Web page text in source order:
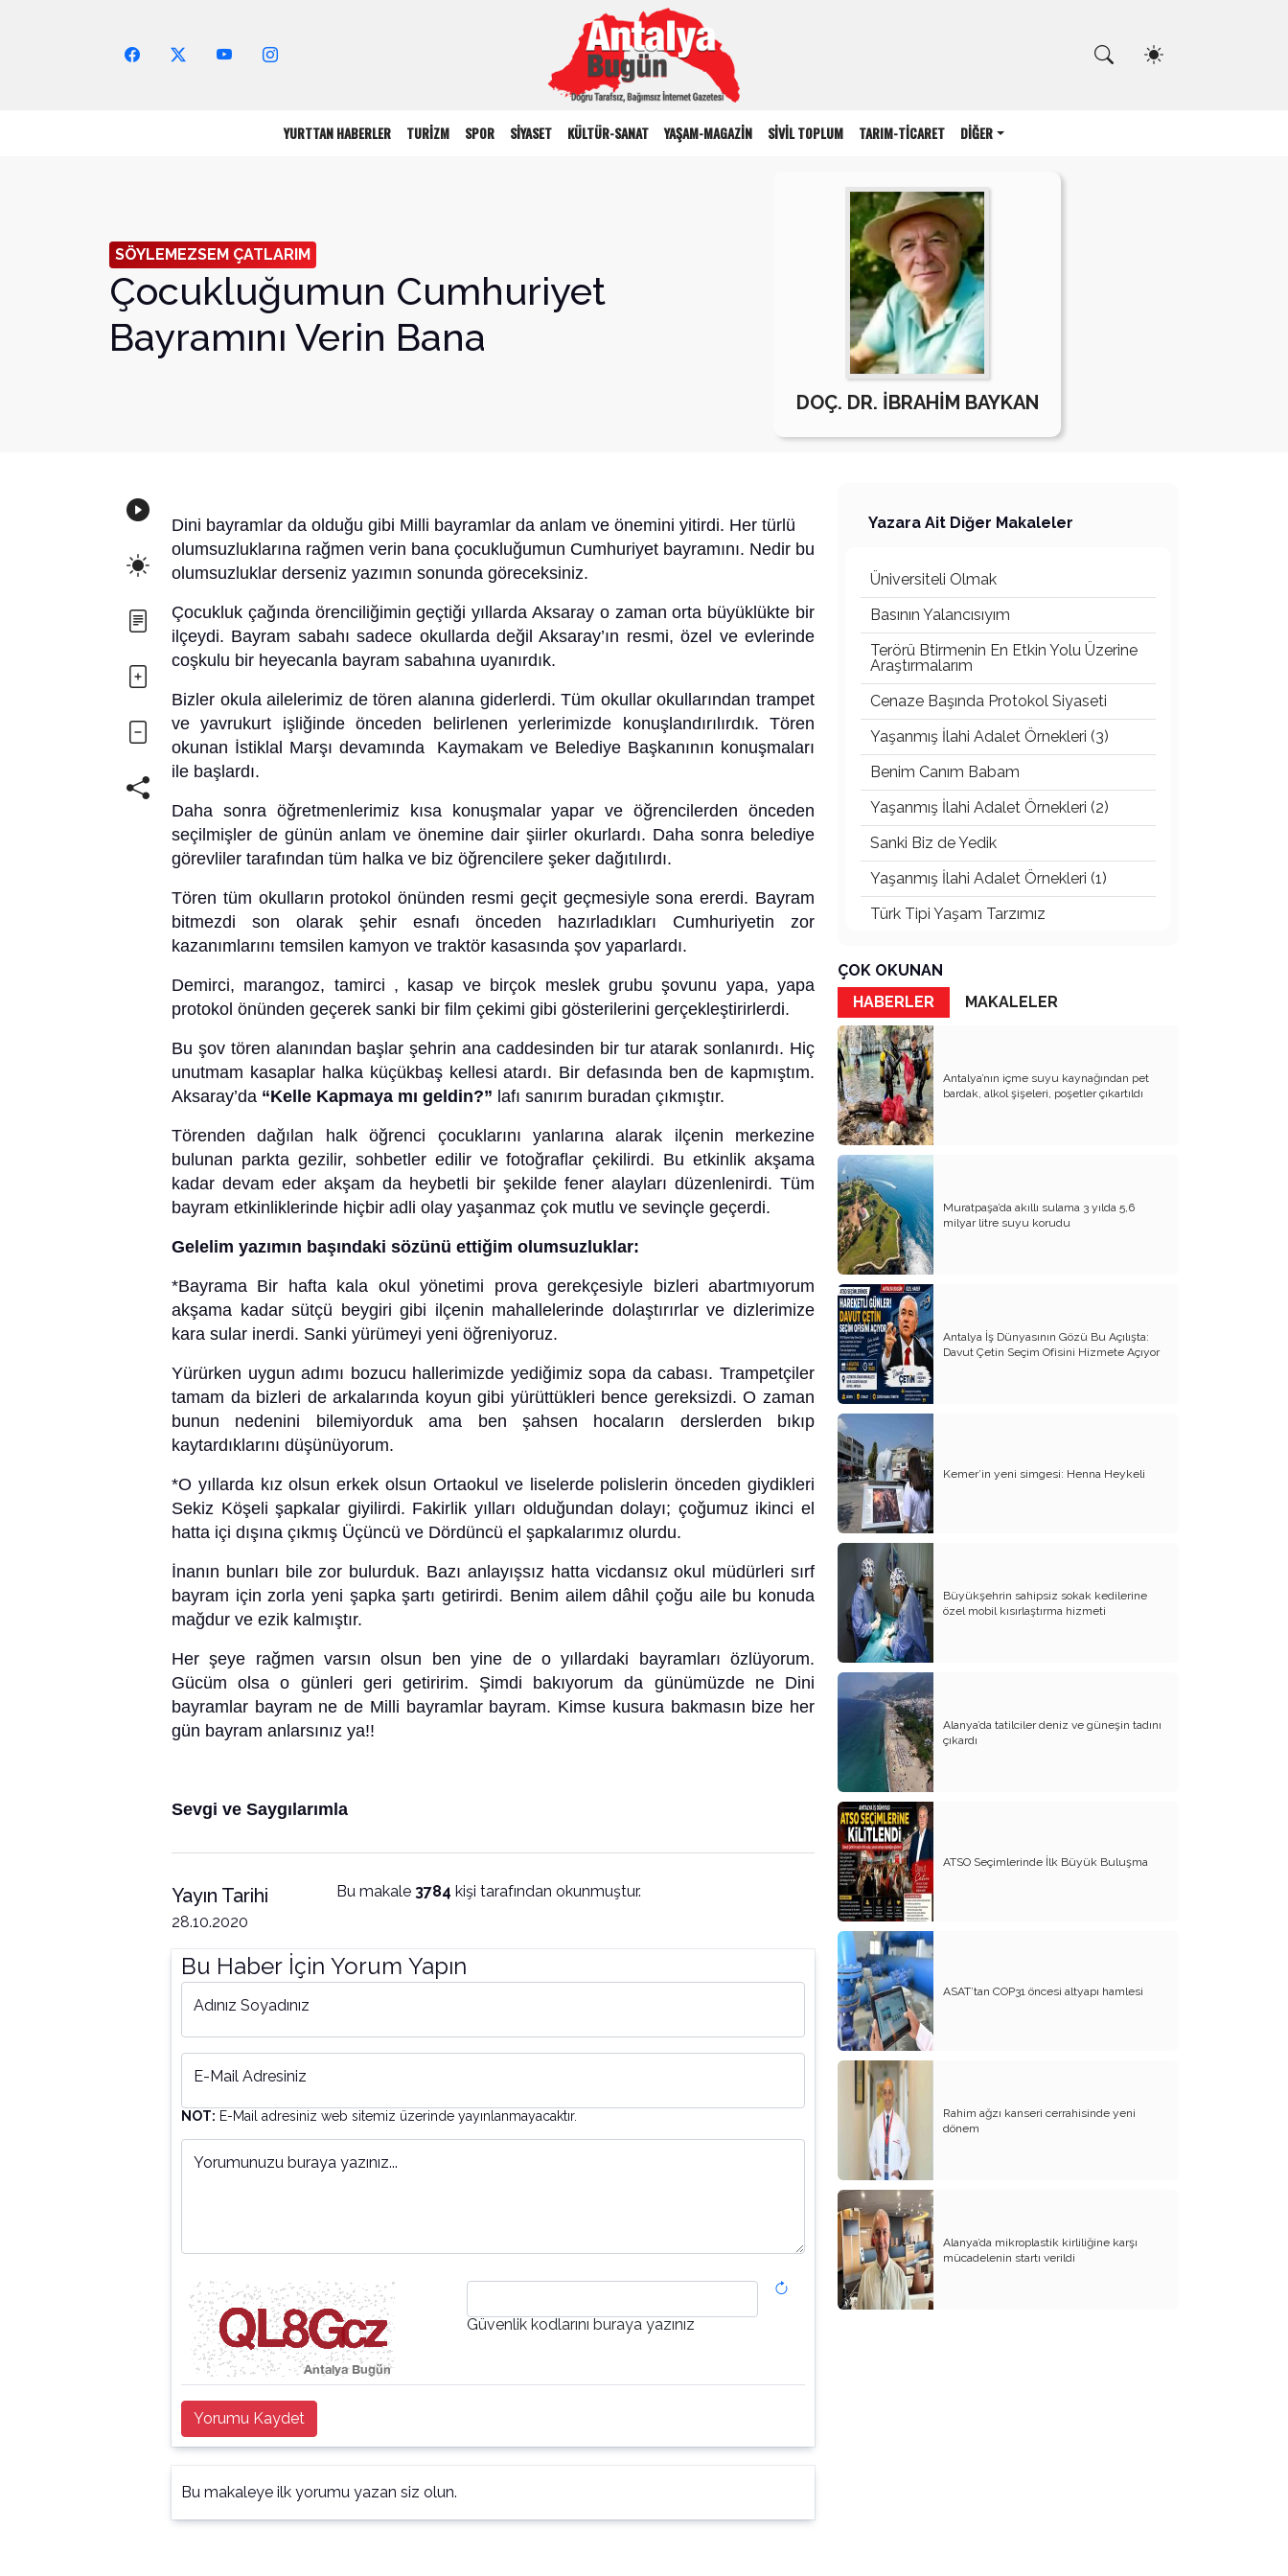
YURTTAN HABERLER TURİZM SPOR SİYASET KÜLTÜR-SANAT YAŞAM-MAGAZİN SİVİL TOPLUM TARIM-TİCARET DİĞER
SÖYLEMEZSEM ÇATLARIM
Çocukluğumun Cumhuriyet
Bayramını Verin Bana
DOÇ. DR. İBRAHİM BAYKAN
Dini bayramlar da olduğu gibi Milli bayramlar da anlam ve önemini yitirdi. Her türlü
olumsuzluklarına rağmen verin bana çocukluğumun Cumhuriyet bayramını. Nedir bu
olumsuzluklar derseniz yazımın sonunda göreceksiniz.
Çocukluk çağında örenciliğimin geçtiği yıllarda Aksaray o zaman orta büyüklükte bir
ilçeydi. Bayram sabahı sadece okullarda değil Aksaray’ın resmi, özel ve evlerinde
coşkulu bir heyecanla bayram sabahına uyanırdık.
Bizler okula ailelerimiz de tören alanına giderlerdi. Tüm okullar okullarından trampet
ve yavrukurt işliğinde önceden belirlenen yerlerimizde konuşlandırılırdık. Tören
okunan İstiklal Marşı devamında Kaymakam ve Belediye Başkanının konuşmaları
ile başlardı.
Daha sonra öğretmenlerimiz kısa konuşmalar yapar ve öğrencilerden önceden
seçilmişler de günün anlam ve önemine dair şiirler okurlardı. Daha sonra belediye
görevliler tarafından tüm halka ve biz öğrencilere şeker dağıtılırdı.
Tören tüm okulların protokol önünden resmi geçit geçmesiyle sona ererdi. Bayram
bitmezdi son olarak şehir esnafı önceden hazırladıkları Cumhuriyetin zor
kazanımlarını temsilen kamyon ve traktör kasasında şov yaparlardı.
Demirci, marangoz, tamirci , kasap ve birçok meslek grubu şovunu yapa, yapa
protokol önünden geçerek sanki bir film çekimi gibi gösterilerini gerçekleştirirlerdi.
Bu şov tören alanından başlar şehrin ana caddesinden bir tur atarak sonlanırdı. Hiç
unutmam kasaplar halka küçükbaş kellesi atardı. Bir defasında ben de kapmıştım.
Aksaray’da “Kelle Kapmaya mı geldin?” lafı sanırım buradan çıkmıştır.
Törenden dağılan halk öğrenci çocuklarını yanlarına alarak ilçenin merkezine
bulunan parkta gezilir, sohbetler edilir ve fotoğraflar çekilirdi. Bu etkinlik akşama
kadar devam eder akşam da heybetli bir şekilde fener alayları düzenlenirdi. Tüm
bayram etkinliklerinde hiçbir adli olay yaşanmaz çok mutlu ve sevinçle geçerdi.
Gelelim yazımın başındaki sözünü ettiğim olumsuzluklar:
*Bayrama Bir hafta kala okul yönetimi prova gerekçesiyle bizleri abartmıyorum
akşama kadar sütçü beygiri gibi ilçenin mahallelerinde dolaştırırlar ve dizlerimize
kara sular inerdi. Sanki yürümeyi yeni öğreniyoruz.
Yürürken uygun adımı bozucu hallerimizde yediğimiz sopa da cabası. Trampetçiler
tamam da bizleri de arkalarında koyun gibi yürüttükleri bence gereksizdi. O zaman
bunun nedenini bilemiyorduk ama ben şahsen hocaların derslerden bıkıp
kaytardıklarını düşünüyorum.
*O yıllarda kız olsun erkek olsun Ortaokul ve liselerde polislerin önceden giydikleri
Sekiz Köşeli şapkalar giyilirdi. Fakirlik yılları olduğundan dolayı; çoğumuz ikinci el
hatta içi dışına çıkmış Üçüncü ve Dördüncü el şapkalarımız olurdu.
İnanın bunları bile zor bulurduk. Bazı anlayışsız hatta vicdansız okul müdürleri sırf
bayram için zorla yeni şapka şartı getirirdi. Benim ailem dâhil çoğu aile bu konuda
mağdur ve ezik kalmıştır.
Her şeye rağmen varsın olsun ben yine de o yıllardaki bayramları özlüyorum.
Gücüm olsa o günleri geri getiririm. Şimdi bakıyorum da günümüzde ne Dini
bayramlar bayram ne de Milli bayramlar bayram. Kimse kusura bakmasın bize her
gün bayram anlarsınız ya!!
Sevgi ve Saygılarımla
Yayın Tarihi
28.10.2020
Bu makale 3784 kişi tarafından okunmuştur.
Bu Haber İçin Yorum Yapın
Adınız Soyadınız
E-Mail Adresiniz
NOT: E-Mail adresiniz web sitemiz üzerinde yayınlanmayacaktır.
Yorumunuzu buraya yazınız...
Güvenlik kodlarını buraya yazınız
Yorumu Kaydet
Bu makaleye ilk yorumu yazan siz olun.
Yazara Ait Diğer Makaleler
Üniversiteli Olmak
Basının Yalancısıyım
Terörü Btirmenin En Etkin Yolu Üzerine
Araştırmalarım
Cenaze Başında Protokol Siyaseti
Yaşanmış İlahi Adalet Örnekleri (3)
Benim Canım Babam
Yaşanmış İlahi Adalet Örnekleri (2)
Sanki Biz de Yedik
Yaşanmış İlahi Adalet Örnekleri (1)
Türk Tipi Yaşam Tarzımız
Katil Ağaçlar
Keşke Herkes Sevdiği ve İyi Bildiği İşi
Yapsa
Veda Mektubum
Avm’ler Sinek Avlıyor
Hangi Gazetecilerin Günü?
Çok Para, Çok Bela
Geçen Yıldan Akılda Kalanlar
Yeni Yıl Duam
Çağımızın Hastalığı Madde Bağımlılığı
Yürek Burkan İsyanlarım
Organ Nakli ve Bağışı Hakkında
Görüşlerim
Suyumuz Isınıyor Haberiniz Olsun!!
Sözde Kadın Hakları Günü
Engellilerimize Engel Olmayalım
Öğretmenler Günü ve Eğitim
Sistemimiz
Kreşten Üniversiteye Tavsiyelerim
Binalar ve Zinalar
Altın Takı Mağdurları
Protokol
Modifiye Kadınlar
Evliliğin Anatomisi
Diyanet İşleri Hallet Şu İşleri
Mezarcı Hikmet’in Yürek Burkan Hayat
Hikayesi
Neşet Ertaş’ın Anısına
Canım Yurdum İnsanları - 1
Bu Yazım Sözde Değil Özde
Müslüman Olan Ülkeler İçindir!!
Aileme Duyduğum Özlem
Kırtasiye Vurgunu
Dijital Çağın Çocukları
Sıcak, Sıcak Çok Sıcak !!
FİKRET OTYAM’IN ANISINA
BİZDE KAÇ ROWAN VAR ACABA?
SANA NE!!
KADIN CİNAYETLERİNE FARKLI BİR
BAKIŞ
SUYUMUZ ISINIYOR
ÇOK OKUNAN
HABERLER
MAKALELER
Antalya’nın içme suyu kaynağından pet
bardak, alkol şişeleri, poşetler çıkartıldı
Muratpaşa’da akıllı sulama 3 yılda 5,6
milyar litre suyu korudu
Antalya İş Dünyasının Gözü Bu Açılışta:
Davut Çetin Seçim Ofisini Hizmete Açıyor
Kemer’in yeni simgesi: Henna Heykeli
Büyükşehrin sahipsiz sokak kedilerine
özel mobil kısırlaştırma hizmeti
Alanya’da tatilciler deniz ve güneşin tadını
çıkardı
ATSO Seçimlerinde İlk Büyük Buluşma
ASAT’tan COP31 öncesi altyapı hamlesi
Rahim ağzı kanseri cerrahisinde yeni
dönem
Alanya’da mikroplastik kirliliğine karşı
mücadelenin startı verildi
Arama Yap!